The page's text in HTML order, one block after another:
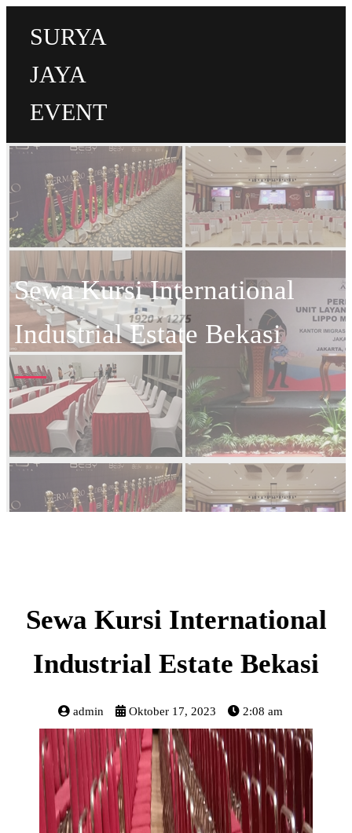
SURYA
JAYA
EVENT
Sewa Kursi International
Industrial Estate Bekasi
Sewa Kursi International
Industrial Estate Bekasi
admin Oktober 17, 2023 2:08 am